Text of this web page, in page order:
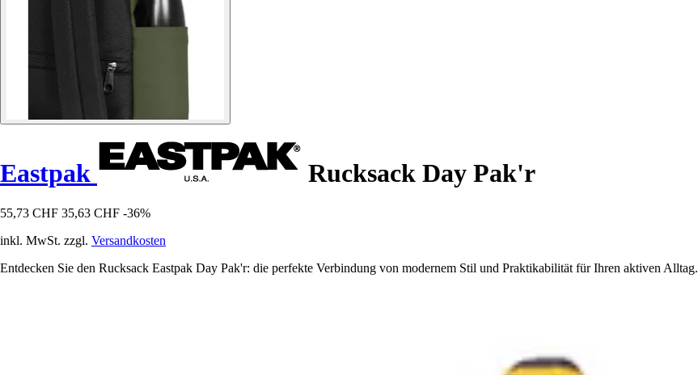
Eastpak Rucksack Day Pak'r
55,73 CHF 35,63 CHF -36%
inkl. MwSt. zzgl. Versandkosten
Entdecken Sie den Rucksack Eastpak Day Pak'r: die perfekte Verbindung von modernem Stil und Praktikabilität für Ihren aktiven Alltag.